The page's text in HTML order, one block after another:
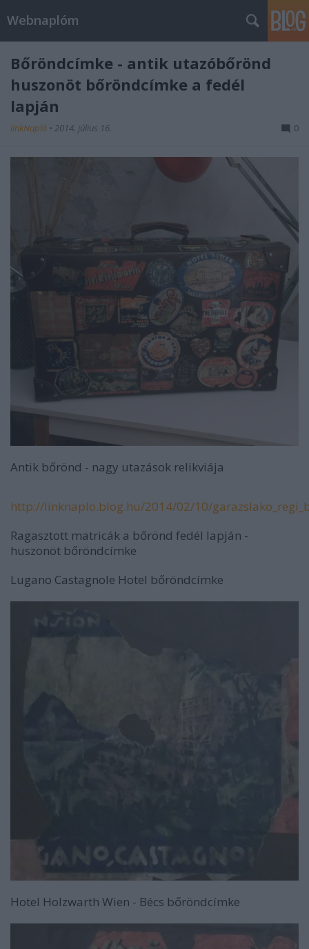
Webnaplóm
Bőröndcímke - antik utazóbőrönd
huszonöt bőröndcímke a fedél
lapján
linkNapló • 2014. július 16. 0
Antik bőrönd - nagy utazások relikviája
http://linknaplo.blog.hu/2014/02/10/
Ragasztott matricák a bőrönd fedél lapján -
huszonöt bőröndcímke
Lugano Castagnole Hotel bőröndcímke
Hotel Holzwarth Wien - Bécs bőröndcímke